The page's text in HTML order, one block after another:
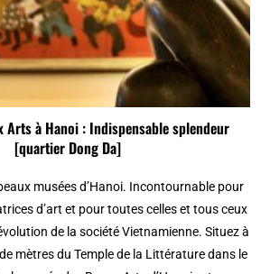
Arts à Hanoi : Indispensable splendeur
[quartier Dong Da]
musées d’Hanoi. Incontournable pour
d’art et pour toutes celles et tous ceux
de la société Vietnamienne. Situez à
mètres du Temple de la Littérature dans le